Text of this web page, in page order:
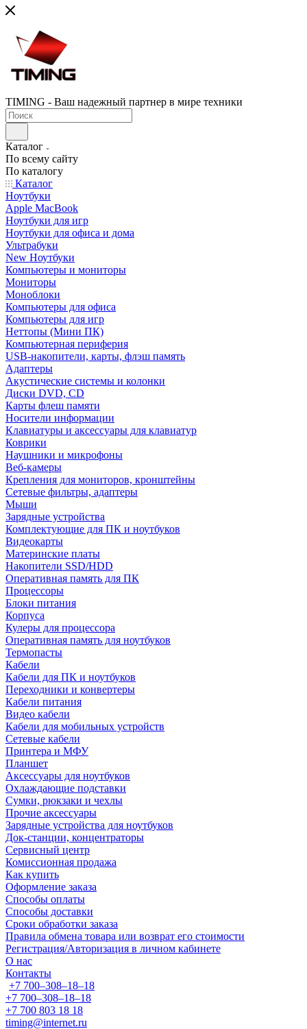
TIMING - Ваш надежный партнер в мире техники
Каталог
По всему сайту
По каталогу
Каталог
Ноутбуки
Apple MacBook
Ноутбуки для игр
Ноутбуки для офиса и дома
Ультрабуки
New Ноутбуки
Компьютеры и мониторы
Мониторы
Моноблоки
Компьютеры для офиса
Компьютеры для игр
Неттопы (Мини ПК)
Компьютерная периферия
USB-накопители, карты, флэш память
Адаптеры
Акустические системы и колонки
Диски DVD, CD
Карты флеш памяти
Носители информации
Клавиатуры и аксессуары для клавиатур
Коврики
Наушники и микрофоны
Веб-камеры
Крепления для мониторов, кронштейны
Сетевые фильтры, адаптеры
Мыши
Зарядные устройства
Комплектующие для ПК и ноутбуков
Видеокарты
Материнские платы
Накопители SSD/HDD
Оперативная память для ПК
Процессоры
Блоки питания
Корпуса
Кулеры для процессора
Оперативная память для ноутбуков
Термопасты
Кабели
Кабели для ПК и ноутбуков
Переходники и конвертеры
Кабели питания
Видео кабели
Кабели для мобильных устройств
Сетевые кабели
Принтера и МФУ
Планшет
Аксессуары для ноутбуков
Охлаждающие подставки
Сумки, рюкзаки и чехлы
Прочие аксессуары
Зарядные устройства для ноутбуков
Док-станции, концентраторы
Сервисный центр
Комиссионная продажа
Как купить
Оформление заказа
Способы оплаты
Способы доставки
Сроки обработки заказа
Правила обмена товара или возврат его стоимости
Регистрация/Авторизация в личном кабинете
О нас
Контакты
+7 700‒308‒18‒18
+7 700‒308‒18‒18
+7 700 803 18 18
timing@internet.ru